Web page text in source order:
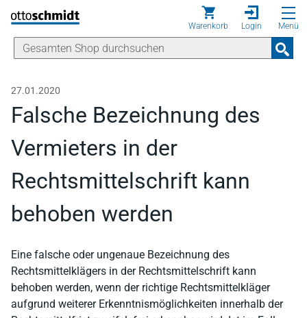
Direkt zum Inhalt
Warenkorb Login Menü
27.01.2020
Falsche Bezeichnung des
Vermieters in der
Rechtsmittelschrift kann
behoben werden
Eine falsche oder ungenaue Bezeichnung des
Rechtsmittelklägers in der Rechtsmittelschrift kann
behoben werden, wenn der richtige Rechtsmittelkläger
aufgrund weiterer Erkenntnismöglichkeiten innerhalb der